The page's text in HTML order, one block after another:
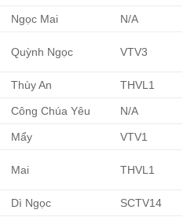
Ngọc Mai N/A
Quỳnh Ngọc VTV3
Thùy An THVL1
Công Chúa Yêu N/A
Mẩy VTV1
Mai THVL1
Dì Ngọc SCTV14